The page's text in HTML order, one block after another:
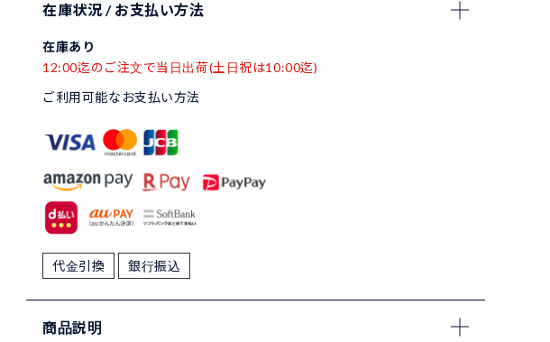
在庫状況 / お支払い方法
在庫あり
12:00迄のご注文で当日出荷(土日祝は10:00迄)
ご利用可能なお支払い方法
代金引換 銀行振込
商品説明